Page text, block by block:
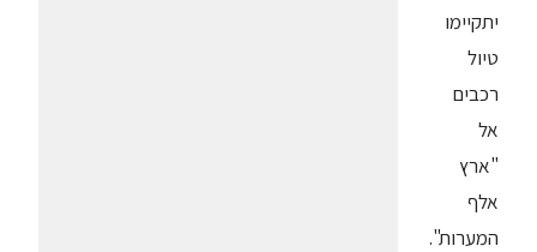
יתקיימו
טיול
רכבים
אל
"ארץ
אלף
המערות".